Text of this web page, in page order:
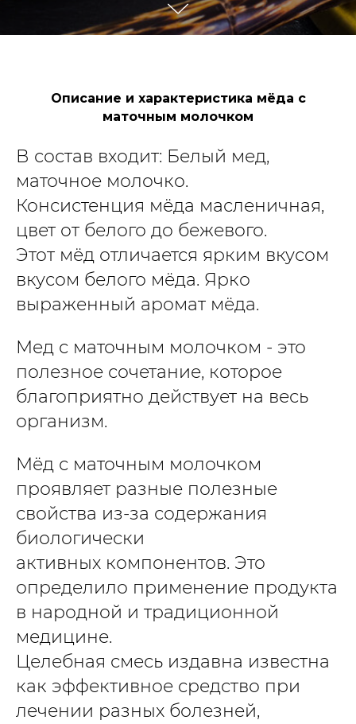
Описание и характеристика мёда с
маточным молочком
В состав входит: Белый мед,
маточное молочко.
Консистенция мёда масленичная,
цвет от белого до бежевого.
Этот мёд отличается ярким вкусом
вкусом белого мёда. Ярко
выраженный аромат мёда.
Мед с маточным молочком - это
полезное сочетание, которое
благоприятно действует на весь
организм.
Мёд с маточным молочком
проявляет разные полезные
свойства из-за содержания
биологически
активных компонентов. Это
определило применение продукта
в народной и традиционной
медицине.
Целебная смесь издавна известна
как эффективное средство при
лечении разных болезней,